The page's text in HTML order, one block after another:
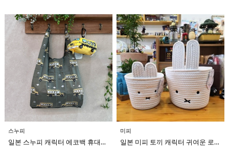
스누피
일본 스누피 캐릭터 에코백 휴대용 접이식 가방 귀여운 장바구니 봉제 인형 카라비너 키링
미피
일본 미피 토끼 캐릭터 귀여운 로프 뜨개 바스켓 소품 수납 테이블 정리 인테리어 바구니